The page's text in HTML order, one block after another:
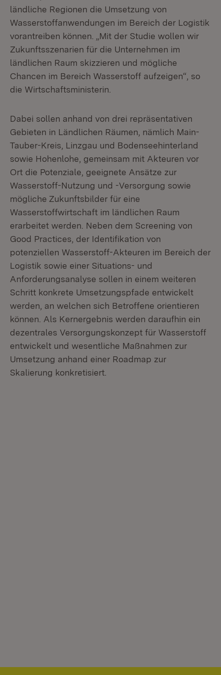
ländliche Regionen die Umsetzung von
Wasserstoffanwendungen im Bereich der Logistik
vorantreiben können. „Mit der Studie wollen wir
Zukunftsszenarien für die Unternehmen im
ländlichen Raum skizzieren und mögliche
Chancen im Bereich Wasserstoff aufzeigen“, so
die Wirtschaftsministerin.
Dabei sollen anhand von drei repräsentativen
Gebieten in Ländlichen Räumen, nämlich Main-
Tauber-Kreis, Linzgau und Bodenseehinterland
sowie Hohenlohe, gemeinsam mit Akteuren vor
Ort die Potenziale, geeignete Ansätze zur
Wasserstoff-Nutzung und -Versorgung sowie
mögliche Zukunftsbilder für eine
Wasserstoffwirtschaft im ländlichen Raum
erarbeitet werden. Neben dem Screening von
Good Practices, der Identifikation von
potenziellen Wasserstoff-Akteuren im Bereich der
Logistik sowie einer Situations- und
Anforderungsanalyse sollen in einem weiteren
Schritt konkrete Umsetzungspfade entwickelt
werden, an welchen sich Betroffene orientieren
können. Als Kernergebnis werden daraufhin ein
dezentrales Versorgungskonzept für Wasserstoff
entwickelt und wesentliche Maßnahmen zur
Umsetzung anhand einer Roadmap zur
Skalierung konkretisiert.